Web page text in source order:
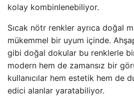
kolay kombinlenebiliyor.
Sıcak nötr renkler ayrıca doğal
mükemmel bir uyum içinde.
gibi doğal dokular bu renklerle
modern hem de zamansız bir
kullanıcılar hem estetik hem de
edici alanlar yaratabiliyor.